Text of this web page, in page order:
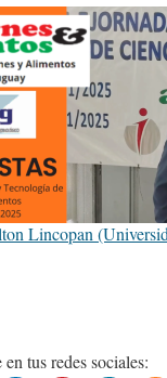
Lincopan
tus redes sociales: